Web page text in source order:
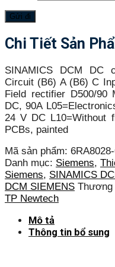
Chi Tiết Sản
SINAMICS DCM DC
Circuit (B6) A (B6) C
Field rectifier D500/90
DC, 90A
24 V DC L10=Without
PCBs, painted
Mã sản phẩm:
Danh mục: Siemens,
Siemens, SINAMICS
DCM SIEMENS Thương
TP Newtech
Mô tả
Thông tin bổ sung